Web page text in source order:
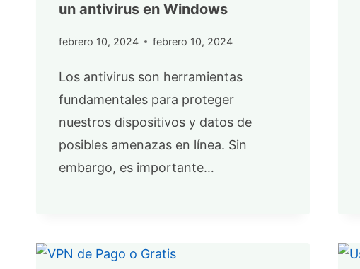
un antivirus en Windows
febrero 10, 2024 febrero 10, 2024
Los antivirus son herramientas
fundamentales para proteger
nuestros dispositivos y datos de
posibles amenazas en línea. Sin
embargo, es importante…